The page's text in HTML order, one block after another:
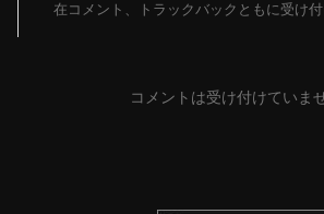
在コメント、トラックバックともに受け付
コメントは受け付けていま